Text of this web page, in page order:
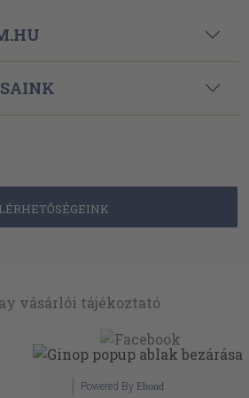
Powered By Ebond